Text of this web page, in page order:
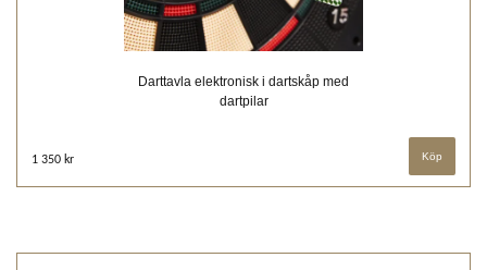
Darttavla elektronisk i dartskåp med
dartpilar
1 350 kr